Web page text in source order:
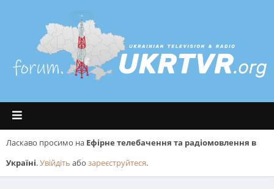
Ласкаво просимо на Ефірне телебачення та радіомовлення в
Україні.Увійдіть або зареєструйтеся.